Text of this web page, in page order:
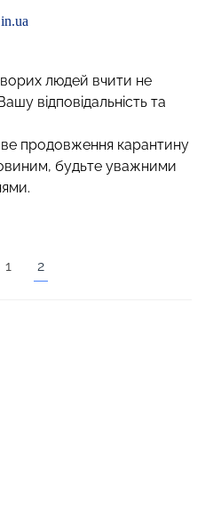
людей вчити не
відповідальність та
продовження карантину
будьте уважними
1 2